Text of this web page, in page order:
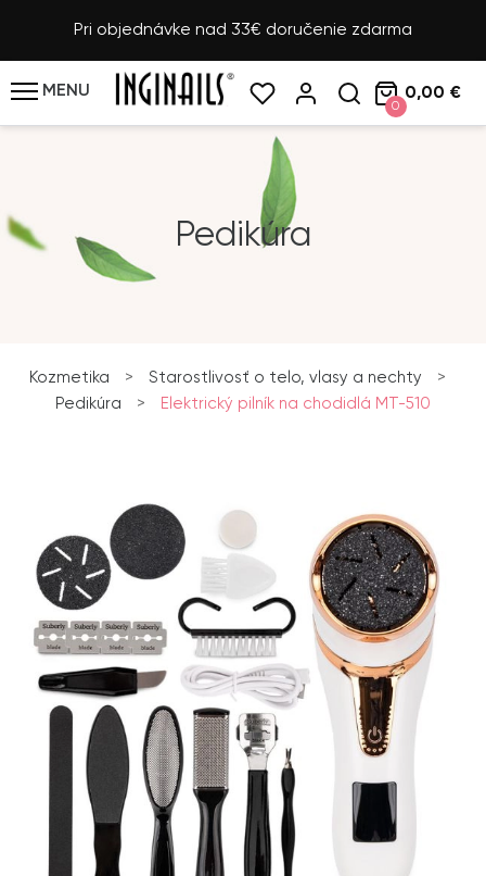
Pri objednávke nad 33€ doručenie zdarma
MENU
0
0,00 €
Pedikúra
Kozmetika > Starostlivosť o telo, vlasy a nechty
>
Pedikúra
> Elektrický pilník na chodidlá MT-510